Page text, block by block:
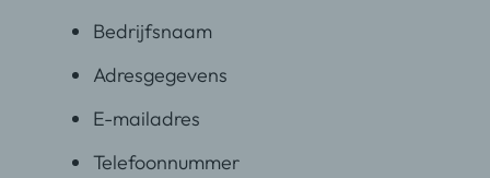
Bedrijfsnaam
Adresgegevens
E-mailadres
Telefoonnummer